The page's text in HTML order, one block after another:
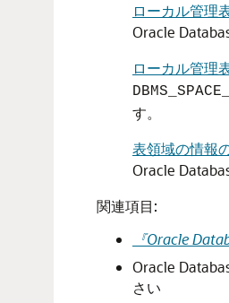
ローカル管理
Oracle
ローカル管理
す。
表領域の情報
Oracle
関連項目:
『Oracle
Oracle
さい